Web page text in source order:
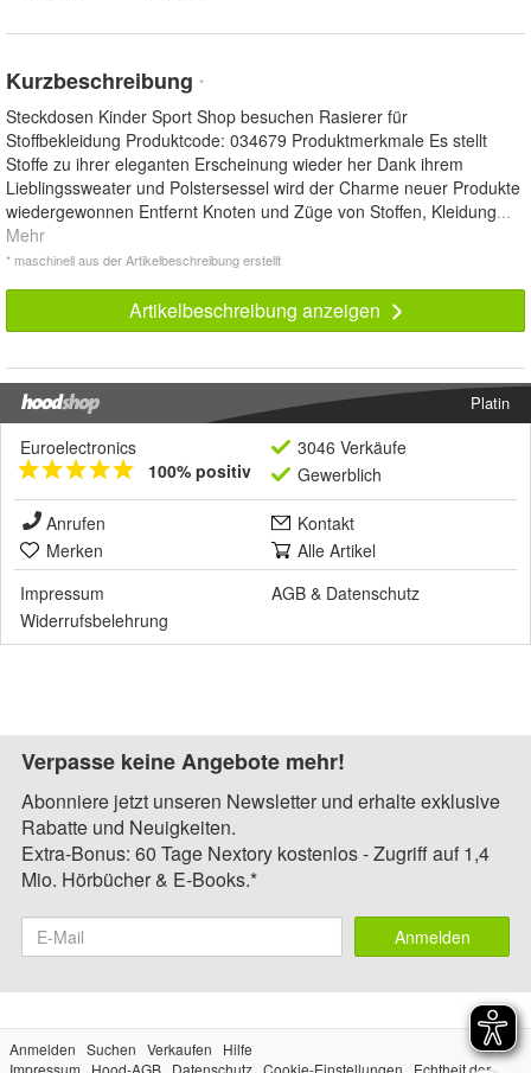
Kurzbeschreibung *
Steckdosen Kinder Sport Shop besuchen Rasierer für
Stoffbekleidung Produktcode: 034679 Produktmerkmale Es stellt
Stoffe zu ihrer eleganten Erscheinung wieder her Dank ihrem
Lieblingssweater und Polstersessel wird der Charme neuer Produkte
wiedergewonnen Entfernt Knoten und Züge von Stoffen, Kleidung...
Mehr
* maschinell aus der Artikelbeschreibung erstellt
Artikelbeschreibung anzeigen
Platin
Euroelectronics
100% positiv
3046 Verkäufe
Gewerblich
Anrufen
Kontakt
Merken
Alle Artikel
Impressum
AGB & Datenschutz
Widerrufsbelehrung
Verpasse keine Angebote mehr!
Abonniere jetzt unseren Newsletter und erhalte exklusive
Rabatte und Neuigkeiten.
Extra-Bonus: 60 Tage Nextory kostenlos - Zugriff auf 1,4
Mio. Hörbücher & E-Books.*
Anmelden
Anmelden Suchen Verkaufen
Hilfe